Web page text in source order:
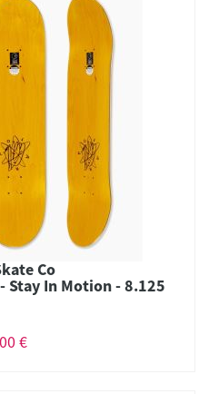
Co
Stay In Motion - 8.125
€